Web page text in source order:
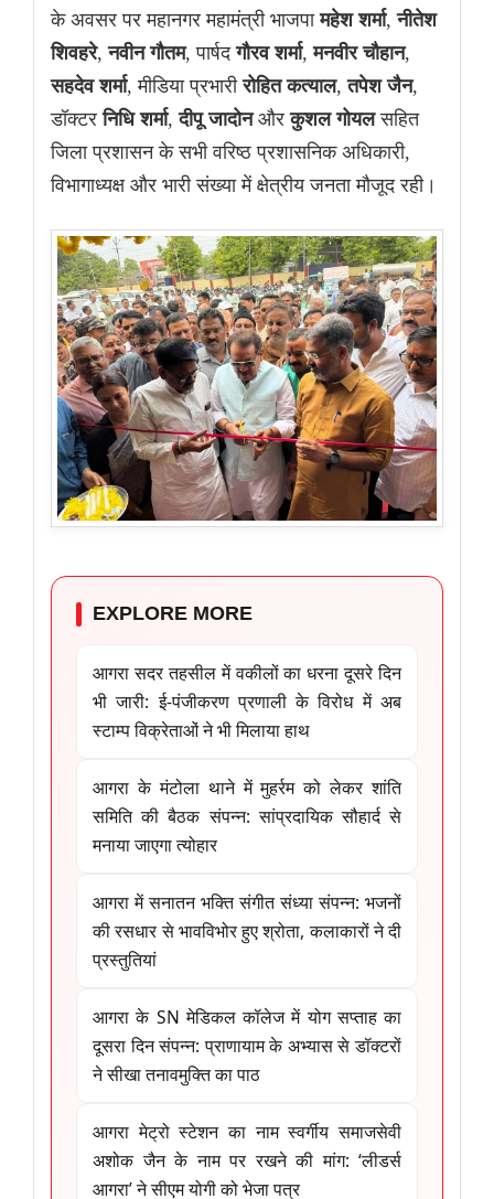
के अवसर पर महानगर महामंत्री भाजपामहेश शर्मा,नीतेश
शिवहरे,नवीन गौतम, पार्षदगौरव शर्मा,मनवीर चौहान,
सहदेव शर्मा, मीडिया प्रभारीरोहित कत्याल,तपेश जैन,
डॉक्टरनिधि शर्मा,दीपू जादोनऔरकुशल गोयलसहित
जिला प्रशासन के सभी वरिष्ठ प्रशासनिक अधिकारी,
विभागाध्यक्ष और भारी संख्या में क्षेत्रीय जनता मौजूद रही।
EXPLORE MORE
आगरा सदर तहसील में वकीलों का धरना दूसरे दिन
भी जारी: ई-पंजीकरण प्रणाली के विरोध में अब
स्टाम्प विक्रेताओं ने भी मिलाया हाथ
आगरा के मंटोला थाने में मुहर्रम को लेकर शांति
समिति की बैठक संपन्न: सांप्रदायिक सौहार्द से
मनाया जाएगा त्योहार
आगरा में सनातन भक्ति संगीत संध्या संपन्न: भजनों
की रसधार से भावविभोर हुए श्रोता, कलाकारों ने दी
प्रस्तुतियां
आगरा के SN मेडिकल कॉलेज में योग सप्ताह का
दूसरा दिन संपन्न: प्राणायाम के अभ्यास से डॉक्टरों
ने सीखा तनावमुक्ति का पाठ
आगरा मेट्रो स्टेशन का नाम स्वर्गीय समाजसेवी
अशोक जैन के नाम पर रखने की मांग: ‘लीडर्स
आगरा’ ने सीएम योगी को भेजा पत्र